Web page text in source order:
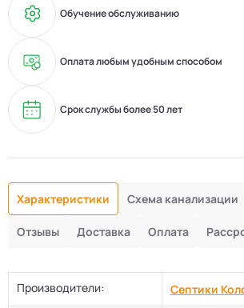
Обучение обслуживанию
Оплата любым удобным способом
Срок службы более 50 лет
Характеристики Схема канализации
Отзывы Доставка Оплата
Производители: Септики